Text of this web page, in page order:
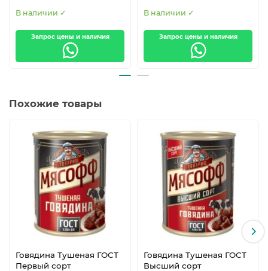
В наличии ✓
Запрос цены и наличия
В наличии ✓
Запрос цены и наличия
Похожие товары
Говядина Тушеная ГОСТ
Первый сорт
Говядина Тушеная ГОСТ
Высший сорт